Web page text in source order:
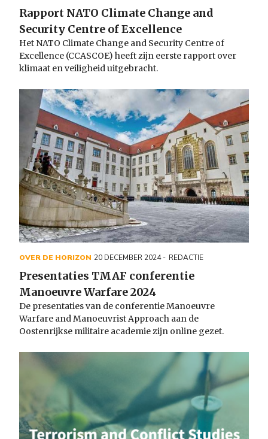
Rapport NATO Climate Change and
Security Centre of Excellence
Het NATO Climate Change and Security Centre of
Excellence (CCASCOE) heeft zijn eerste rapport over
klimaat en veiligheid uitgebracht.
OVER DE HORIZON 20 DECEMBER 2024 REDACTIE
Presentaties TMAF conferentie
Manoeuvre Warfare 2024
De presentaties van de conferentie Manoeuvre
Warfare and Manoeuvrist Approach aan de
Oostenrijkse militaire academie zijn online gezet.